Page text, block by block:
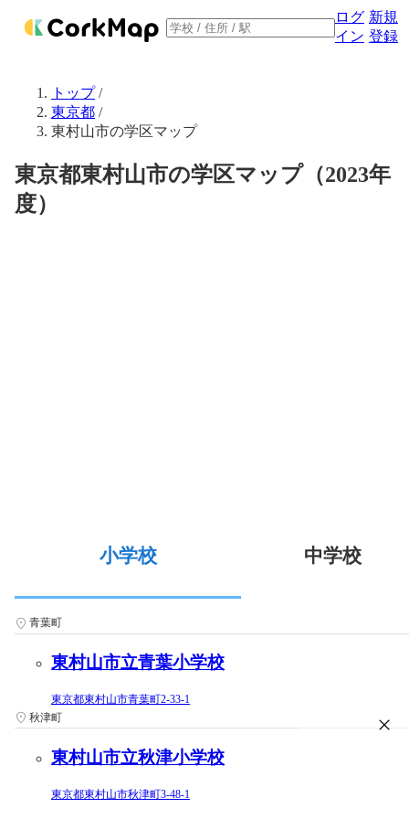
ログ
イン
新規
登録
トップ/
東京都 /
東村山市の学区マップ
東京都東村山市の学区マップ（2023年
度）
小学校 中学校
青葉町
東村山市立青葉小学校
東京都東村山市青葉町2-33-1
秋津町
東村山市立秋津小学校
東京都東村山市秋津町3-48-1